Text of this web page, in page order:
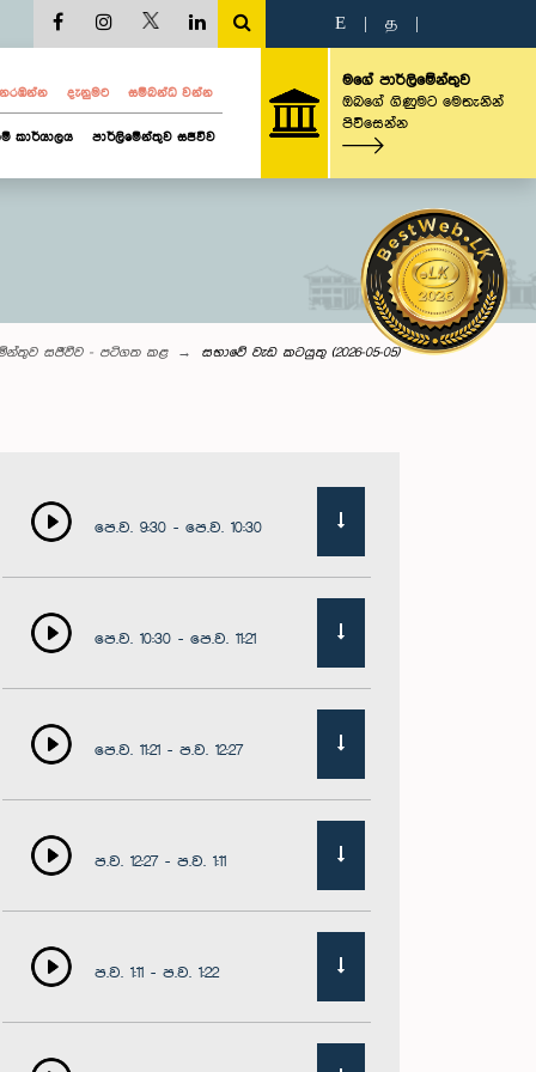
E த
දැනුමට සම්බන්ධ වන්න
කාර්යාලය පාර්ලිමේන්තුව සජීවීව
මගේ පාර්ලිමේන්තුව
ඔබගේ ගිණුමට මෙතැනින්
පිවිසෙන්න
සජීවීව - පටිගත කළ සභාවේ වැඩ කටයුතු (2026-05-05)
පෙ.ව. 9:30 - පෙ.ව. 10:30
පෙ.ව. 10:30 - පෙ.ව. 11:21
පෙ.ව. 11:21 - ප.ව. 12:27
ප.ව. 12:27 - ප.ව. 1:11
ප.ව. 1:11 - ප.ව. 1:22